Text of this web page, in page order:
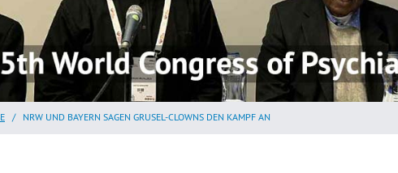
/ NRW UND BAYERN SAGEN GRUSEL-CLOWNS DEN KAMPF AN